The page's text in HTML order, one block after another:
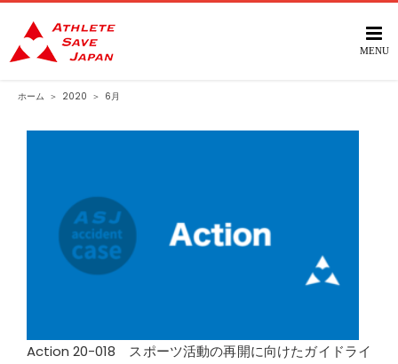
content
ホーム ＞ 2020 ＞ 6月
Action 20-018 スポーツ活動の再開に向けたガイドライ